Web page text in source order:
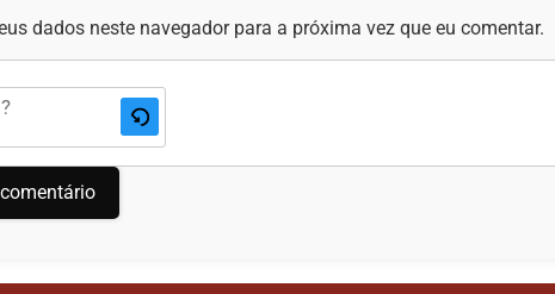
dados neste navegador para a próxima vez que eu comentar.